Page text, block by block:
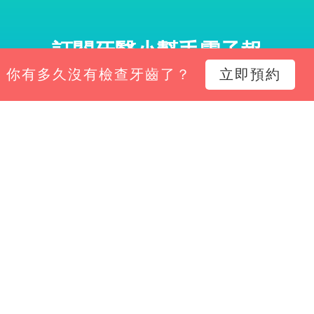
訂閱牙醫小幫手電子報
小幫手電子報，掌握診所經營新知、平台功能更新與專
你有多久沒有檢查牙齒了？ 立即預約